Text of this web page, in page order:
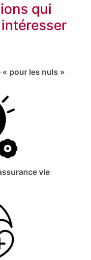
qui
pour les nuls »
vie